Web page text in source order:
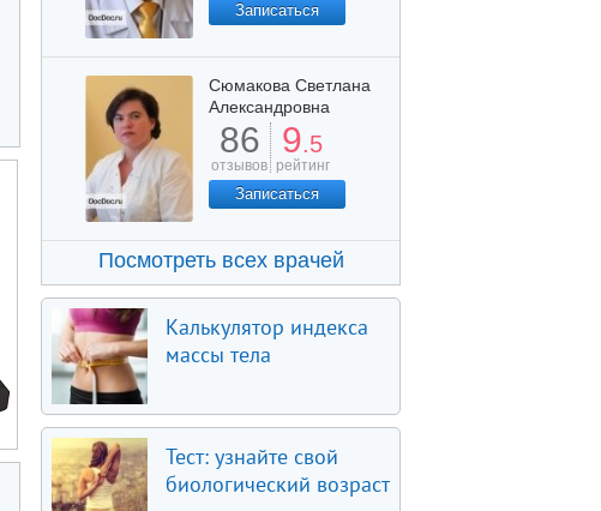
Записаться
Сюмакова Светлана
Александровна
86
отзывов
9.5
рейтинг
Записаться
Посмотреть всех врачей
Калькулятор индекса
массы тела
Тест: узнайте свой
биологический возраст